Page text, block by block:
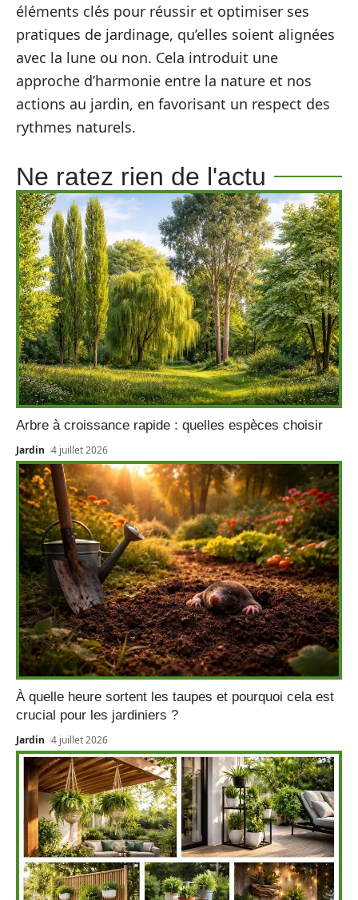
éléments clés pour réussir et optimiser ses
pratiques de jardinage, qu’elles soient alignées
avec la lune ou non. Cela introduit une
approche d’harmonie entre la nature et nos
actions au jardin, en favorisant un respect des
rythmes naturels.
Ne ratez rien de l'actu
Arbre à croissance rapide : quelles espèces choisir
Jardin 4 juillet 2026
À quelle heure sortent les taupes et pourquoi cela est
crucial pour les jardiniers ?
Jardin 4 juillet 2026